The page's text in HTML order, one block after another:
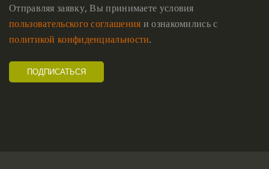
Отправляя заявку, Вы принимаете условия
пользовательского соглашения и ознакомились с
политикой конфиденциальности.